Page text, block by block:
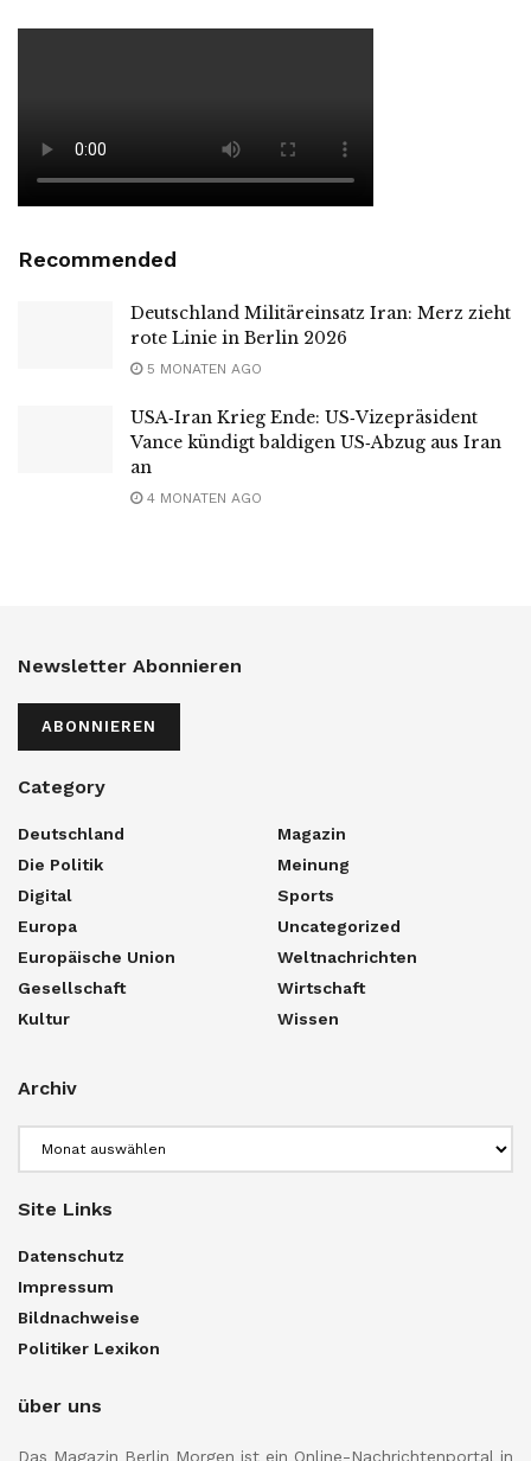
Recommended
Deutschland Militäreinsatz Iran: Merz zieht
rote Linie in Berlin 2026
5 MONATEN AGO
USA‑Iran Krieg Ende: US‑Vizepräsident
Vance kündigt baldigen US‑Abzug aus Iran
an
4 MONATEN AGO
Newsletter Abonnieren
ABONNIEREN
Category
Deutschland
Die Politik
Digital
Europa
Europäische Union
Gesellschaft
Kultur
Magazin
Meinung
Sports
Uncategorized
Weltnachrichten
Wirtschaft
Wissen
Archiv
Site Links
Datenschutz
Impressum
Bildnachweise
Politiker Lexikon
über uns
Das Magazin Berlin Morgen ist ein Online-Nachrichtenportal in